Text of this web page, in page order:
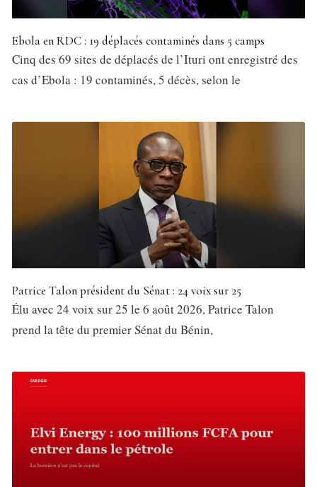
Ebola en RDC : 19 déplacés contaminés dans 5 camps
Cinq des 69 sites de déplacés de l’Ituri ont enregistré des
cas d’Ebola : 19 contaminés, 5 décès, selon le
Patrice Talon président du Sénat : 24 voix sur 25
Élu avec 24 voix sur 25 le 6 août 2026, Patrice Talon
prend la tête du premier Sénat du Bénin,